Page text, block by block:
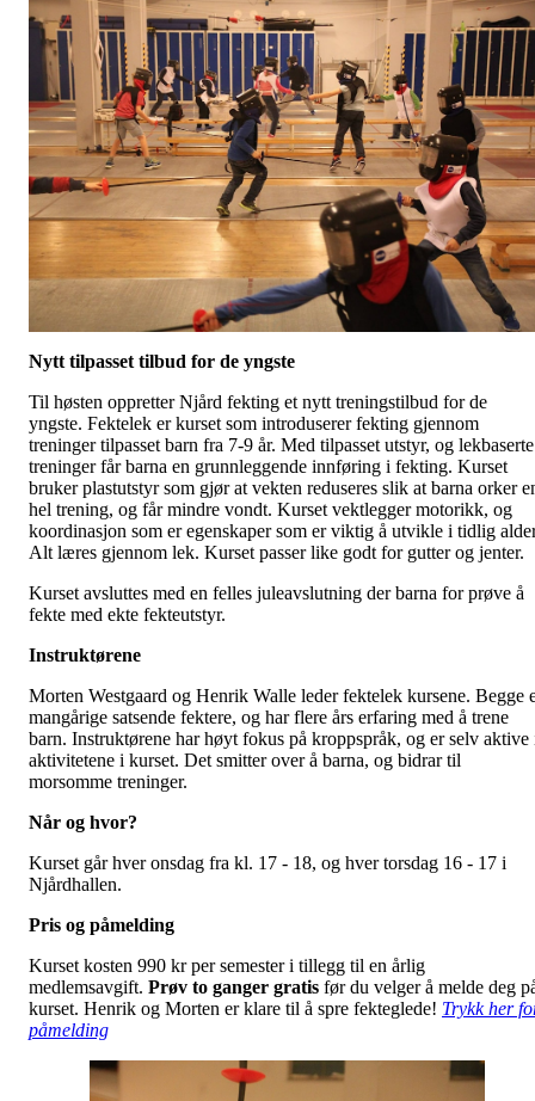
Nytt tilpasset tilbud for de yngste
Til høsten oppretter Njård fekting et nytt treningstilbud for de
yngste. Fektelek er kurset som introduserer fekting gjennom
treninger tilpasset barn fra 7-9 år. Med tilpasset utstyr, og lekbaserte
treninger får barna en grunnleggende innføring i fekting. Kurset
bruker plastutstyr som gjør at vekten reduseres slik at barna orker
hel trening, og får mindre vondt. Kurset vektlegger motorikk, og
koordinasjon som er egenskaper som er viktig å utvikle i tidlig
Alt læres gjennom lek. Kurset passer like godt for gutter og jenter.
Kurset avsluttes med en felles juleavslutning der barna for prøve å
fekte med ekte fekteutstyr.
Instruktørene
Morten Westgaard og Henrik Walle leder fektelek kursene. Begge
mangårige satsende fektere, og har flere års erfaring med å trene
barn. Instruktørene har høyt fokus på kroppspråk, og er selv aktive
aktivitetene i kurset. Det smitter over å barna, og bidrar til
morsomme treninger.
Når og hvor?
Kurset går hver onsdag fra kl. 17 - 18, og hver torsdag 16 - 17 i
Njårdhallen.
Pris og påmelding
Kurset kosten 990 kr per semester i tillegg til en årlig
medlemsavgift. Prøv to ganger gratis før du velger å melde deg
kurset. Henrik og Morten er klare til å spre fekteglede! Trykk her
påmelding